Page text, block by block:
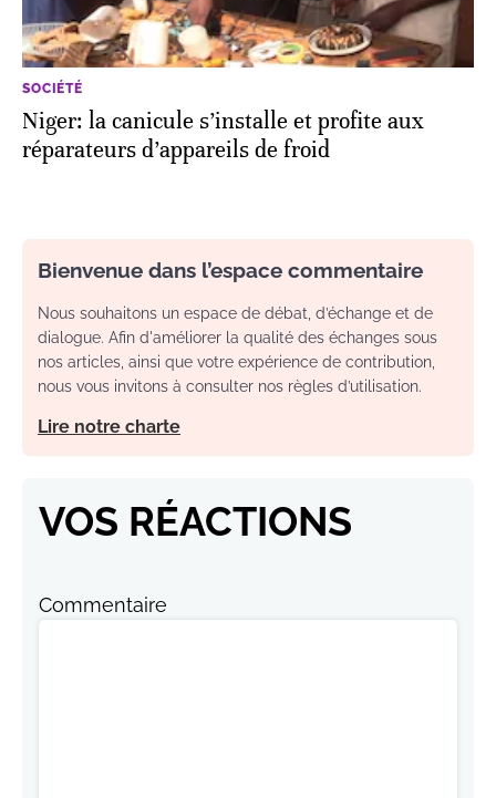
SOCIÉTÉ
Niger: la canicule s’installe et profite aux
réparateurs d’appareils de froid
Bienvenue dans l’espace commentaire
Nous souhaitons un espace de débat, d’échange et de
dialogue. Afin d'améliorer la qualité des échanges sous
nos articles, ainsi que votre expérience de contribution,
nous vous invitons à consulter nos règles d’utilisation.
Lire notre charte
VOS RÉACTIONS
Commentaire